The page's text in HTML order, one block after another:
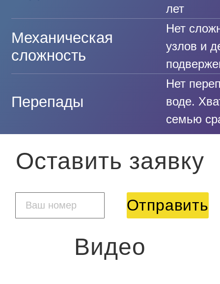
Механическая
сложность
Перепады
лет
Нет
узлов и
Нет
воде.
семью
Оставить заявку
Отправить
Видео